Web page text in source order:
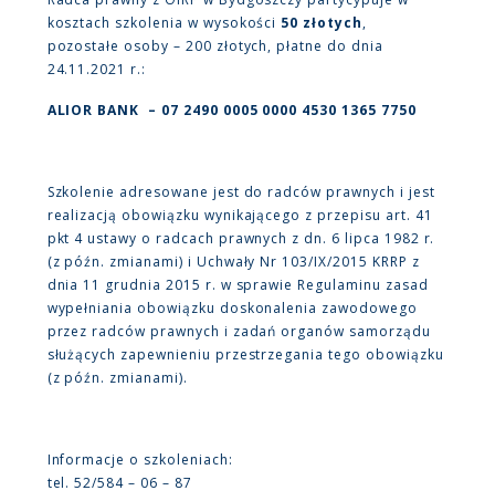
kosztach szkolenia w wysokości 50 złotych,
pozostałe osoby – 200 złotych, płatne do dnia
24.11.2021 r.:
ALIOR BANK – 07 2490 0005 0000 4530 1365 7750
Szkolenie adresowane jest do radców prawnych i jest
realizacją obowiązku wynikającego z przepisu art. 41
pkt 4 ustawy o radcach prawnych z dn. 6 lipca 1982 r.
(z późn. zmianami) i Uchwały Nr 103/IX/2015 KRRP z
dnia 11 grudnia 2015 r. w sprawie Regulaminu zasad
wypełniania obowiązku doskonalenia zawodowego
przez radców prawnych i zadań organów samorządu
służących zapewnieniu przestrzegania tego obowiązku
(z późn. zmianami).
Informacje o szkoleniach:
tel. 52/584 – 06 – 87